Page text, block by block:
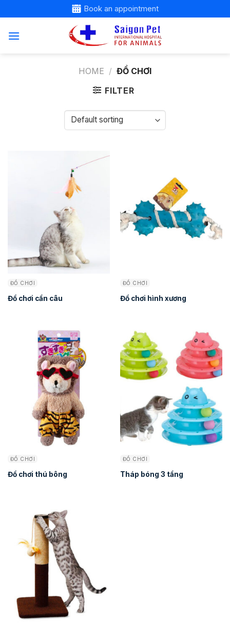
to
content
Book an appointment
HOME / ĐỒ CHƠI
FILTER
ĐỒ CHƠI
Đồ chơi cần câu
ĐỒ CHƠI
Đồ chơi hình xương
ĐỒ CHƠI
Đồ chơi thú bông
ĐỒ CHƠI
Tháp bóng 3 tầng